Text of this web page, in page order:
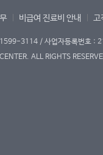
비급여 진료비 안내 고
1599-3114 / 사업자등록번호
ALL RIGHTS